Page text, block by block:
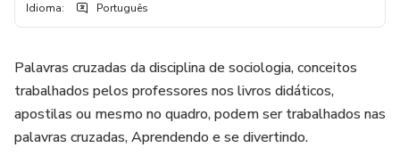
Idioma: Português
Palavras cruzadas da disciplina de sociologia, conceitos
trabalhados pelos professores nos livros didáticos,
apostilas ou mesmo no quadro, podem ser trabalhados nas
palavras cruzadas, Aprendendo e se divertindo.